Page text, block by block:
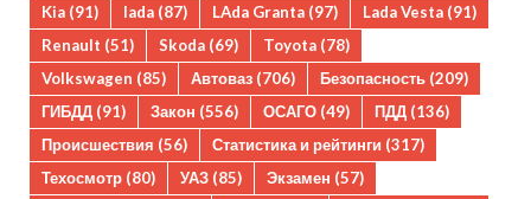
Kia (91) lada (87) LAda Granta (97) Lada Vesta (91)
Renault (51) Skoda (69) Toyota (78)
Volkswagen (85) Автоваз (706) Безопасность (209)
ГИБДД (91) Закон (556) ОСАГО (49) ПДД (136)
Происшествия (56) Статистика и рейтинги (317)
Техосмотр (80) УАЗ (85) Экзамен (57)